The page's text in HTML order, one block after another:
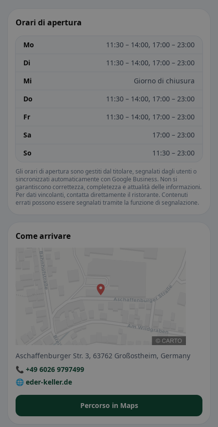
Orari di apertura
Mo
11:30 – 14:00, 17:00 – 23:00
Di
11:30 – 14:00, 17:00 – 23:00
Mi
Giorno di chiusura
Do
11:30 – 14:00, 17:00 – 23:00
Fr
11:30 – 14:00, 17:00 – 23:00
Sa
17:00 – 23:00
So
11:30 – 23:00
Gli orari di apertura sono gestiti dal titolare, segnalati dagli utenti o
sincronizzati automaticamente con Google Business. Non si
garantiscono correttezza, completezza e attualità delle informazioni.
Per dati vincolanti, contatta direttamente il ristorante. Contenuti
errati possono essere segnalati tramite la funzione di segnalazione.
Come arrivare
Aschaffenburger Str. 3, 63762 Großostheim, Germany
📞 +49 6026 9797499
🌐 eder-keller.de
Percorso in Maps